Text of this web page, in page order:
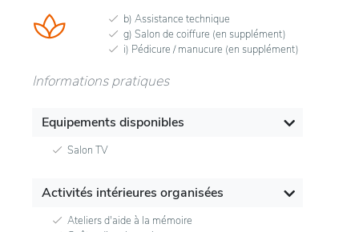
b) Assistance technique
g) Salon de coiffure (en supplément)
i) Pédicure / manucure (en supplément)
Informations pratiques
Equipements disponibles
Salon TV
Activités intérieures organisées
Ateliers d'aide à la mémoire